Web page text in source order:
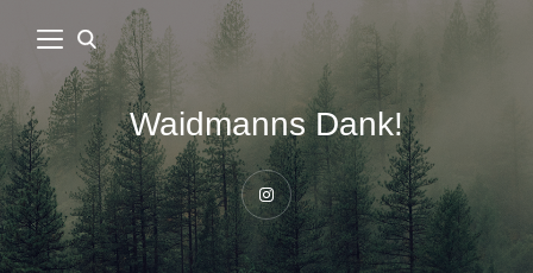
Waidmanns Dank!
Instagram